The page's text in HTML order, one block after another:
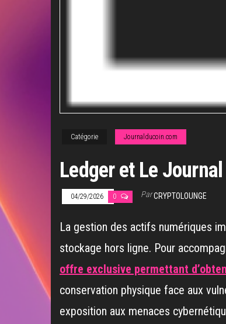
Catégorie Journalducoin.com
Ledger et Le
04/29/2026 0 ParCRYPTOLOUNGE
La gestion des actifs numériques
stockage hors ligne. Pour
offre exclusive permettant
conservation physique face aux
exposition aux menaces